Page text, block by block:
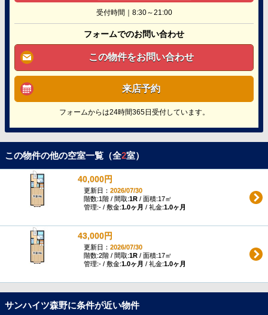
受付時間｜8:30～21:00
フォームでのお問い合わせ
この物件をお問い合わせ
来店予約
フォームからは24時間365日受付しています。
この物件の他の空室一覧（全2室）
40,000円
更新日： 2026/07/30
階数:1階 / 間取:1R/ 面積:17㎡
管理:- / 敷金:1.0ヶ月 / 礼金:1.0ヶ月
43,000円
更新日： 2026/07/30
階数:2階 / 間取:1R/ 面積:17㎡
管理:- / 敷金:1.0ヶ月 / 礼金:1.0ヶ月
サンハイツ森野に条件が近い物件